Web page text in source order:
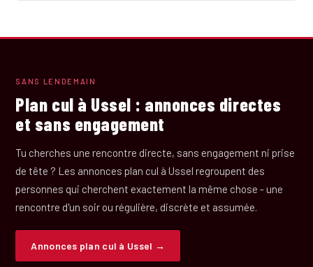
SANS LENDEMAIN
Plan cul à Ussel : annonces directes
et sans engagement
Tu cherches une rencontre directe, sans engagement ni prise
de tête ? Les annonces plan cul à Ussel regroupent des
personnes qui cherchent exactement la même chose - une
rencontre d'un soir ou régulière, discrète et assumée.
Annonces plan cul à Ussel →